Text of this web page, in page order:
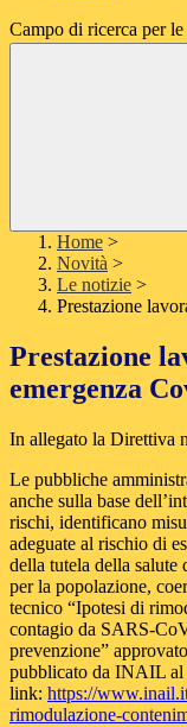
Campo di ricerca per
Home >
Novità >
Le notizie >
Prestazione
Prestazione
emergenza
In allegato la Direttiva
Le pubbliche
anche sulla base
rischi, identificano
adeguate al rischio di
della tutela della salute
per la popolazione,
tecnico “Ipotesi di
contagio da SARS-
prevenzione”
pubblicato da INAIL al
link: https://
rimodulazione-